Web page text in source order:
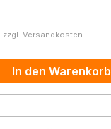
zzgl. Versandkosten
In den Warenkorb